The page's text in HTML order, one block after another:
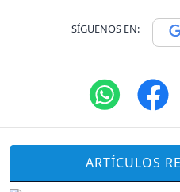
SÍGUENOS EN:
ARTÍCULOS